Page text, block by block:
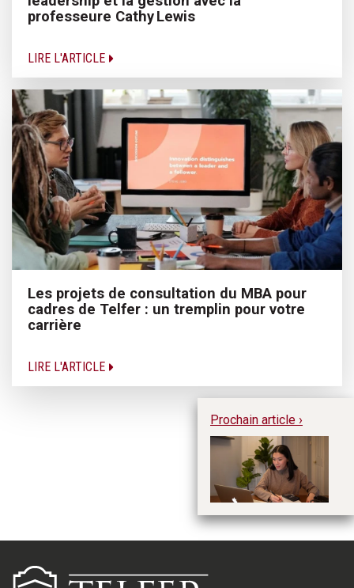
professeure Cathy Lewis
LIRE L'ARTICLE
Les projets de consultation du MBA pour
cadres de Telfer : un tremplin pour votre
carrière
LIRE L'ARTICLE
Prochain article ›